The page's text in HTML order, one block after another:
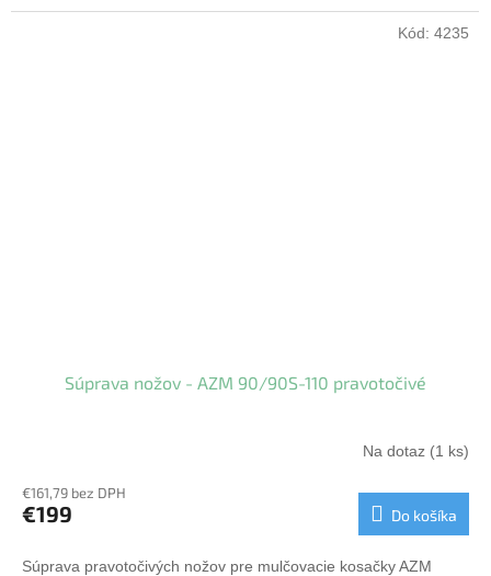
Súprava nožov - AZM 90/90S-110 pravotočivé
Na dotaz (1 ks)
€161,79 bez DPH
€199 Do košíka
Súprava pravotočivých nožov pre mulčovacie kosačky AZM
Kód: 4235